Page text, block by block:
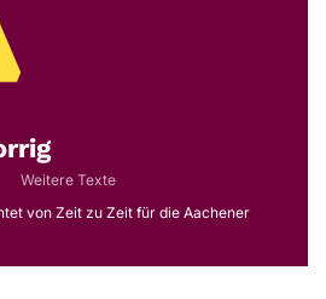
Weitere Texte
von Zeit zu Zeit für die Aachener